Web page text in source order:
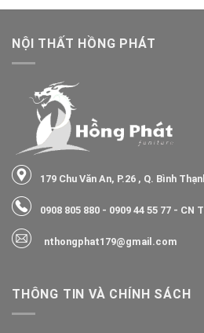
NỘI THẤT HỒNG PHÁT
179 Chu Văn An, P.26 , Q. Bình
0908 805 880 - 0909 44 55 77 - CN
nthongphat179@gmail.com
THÔNG TIN VÀ CHÍNH SÁCH